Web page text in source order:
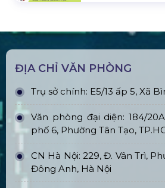
ĐỊA CHỈ VĂN PHÒNG
Trụ sở chính: E5/13 ấp 5, Xã
Văn phòng đại diện: 184/
phố 6, Phường Tân Tạo,
CN Hà Nội: 229, Đ. Vân Trì,
Đông Anh, Hà Nội